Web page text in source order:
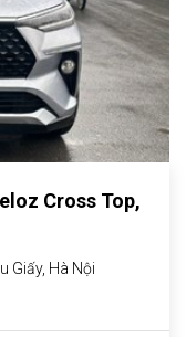
Cross Top,
Giấy, Hà Nội